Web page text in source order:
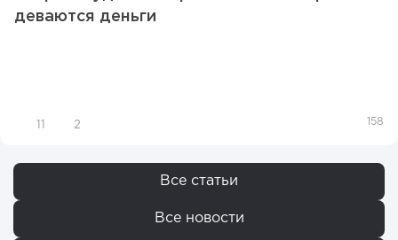
деваются деньги
2 158
Все статьи
Все новости